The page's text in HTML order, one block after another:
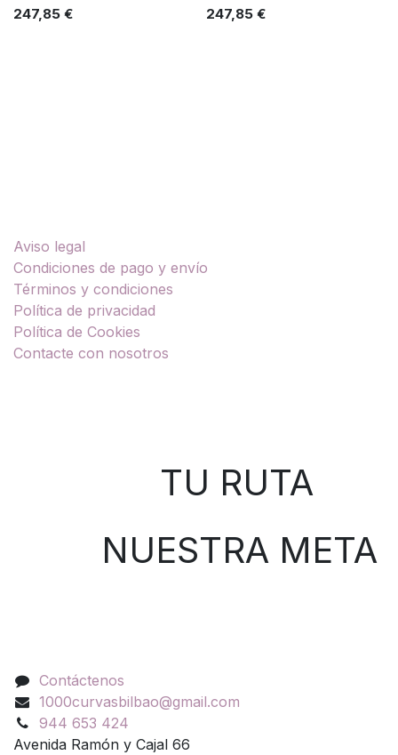
247,85 € 247,85€
Aviso legal
Condiciones de pago y envío
Términos y condiciones
Política de privacidad
Política de Cookies
Contacte con nosotros
TU RUTA
NUESTRA META
Contáctenos
1000curvasbilbao@gmail.com
944 653 424
Avenida Ramón y Cajal 66